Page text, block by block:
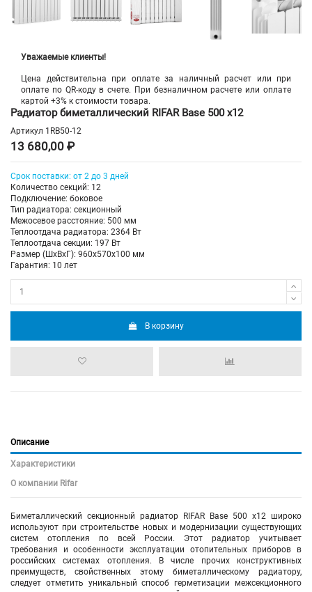
Уважаемые клиенты!
Цена действительна при оплате за наличный расчет или при
оплате по QR-коду в счете. При безналичном расчете или оплате
картой +3% к стоимости товара.
Радиатор биметаллический RIFAR Base 500 х12
Артикул 1RB50-12
13 680,00 ₽
Срок поставки: от 2 до 3 дней
Количество секций: 12
Подключение: боковое
Тип радиатора: секционный
Межосевое расстояние: 500 мм
Теплоотдача радиатора: 2364 Вт
Теплоотдача секции: 197 Вт
Размер (ШхВхГ): 960х570х100 мм
Гарантия: 10 лет
В корзину
Описание
Характеристики
О компании Rifar
Биметаллический секционный радиатор RIFAR Base 500 х12 широко
используют при строительстве новых и модернизации существующих
систем отопления по всей России. Этот радиатор учитывает
требования и особенности эксплуатации отопительных приборов в
российских системах отопления. В числе прочих конструктивных
преимуществ, свойственных этому биметаллическому радиатору,
следует отметить уникальный способ герметизации межсекционного